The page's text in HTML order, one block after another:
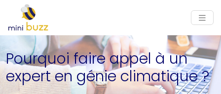
Pourquoi faire appel à un
expert en génie climatique ?